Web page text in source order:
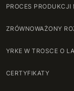
PROCES
ZRÓWNOWAŻONY
YRKE W TROSCE O
CERTYFIKATY